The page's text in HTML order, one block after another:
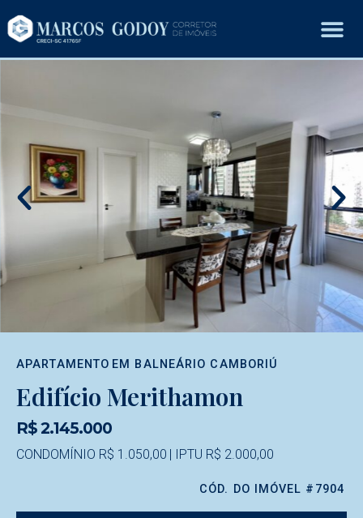
APARTAMENTO EM BALNEÁRIO CAMBORIÚ
Edifício Merithamon
R$ 2.145.000
CONDOMÍNIO R$ 1.050,00 | IPTU R$ 2.000,00
CÓD. DO IMÓVEL #7904